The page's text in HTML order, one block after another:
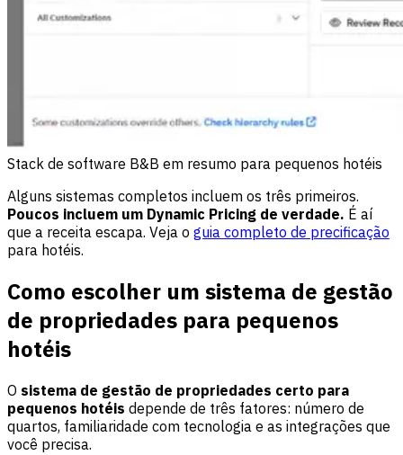
Stack de software B&B em resumo para pequenos hotéis
Alguns sistemas completos incluem os três primeiros.
Poucos incluem um Dynamic Pricing de verdade. É aí
que a receita escapa. Veja o guia completo de precificação
para hotéis.
Como escolher um sistema de gestão
de propriedades para pequenos
hotéis
O sistema de gestão de propriedades certo para
pequenos hotéis depende de três fatores: número de
quartos, familiaridade com tecnologia e as integrações que
você precisa.